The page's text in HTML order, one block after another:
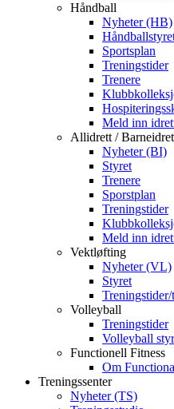
Håndball
Nyheter (HB)
Sportsplan
Treningstider
Trenere
Meld inn
Allidrett /
Nyheter (BI)
Styret
Trenere
Sporstplan
Treningstider
Meld inn
Vektløfting
Nyheter (VL)
Styret
Volleyball
Treningstider
Volleyball
Functionell Fitness
Om
Treningssenter
Nyheter (TS)